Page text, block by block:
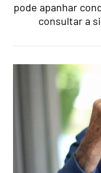
pode apanhar
consultar a